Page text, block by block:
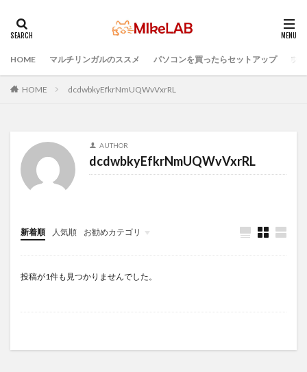
HOME マルチリンガルのススメ パソコンを買ったらセットアップ プ
HOME dcdwbkyEfkrNmUQWvVxrRL
AUTHOR
dcdwbkyEfkrNmUQWvVxrRL
新着順 人気順 お勧めカテゴリ
Infomation
投稿が1件も見つかりませんでした。
タグ
PC選択 ウィルス対策
PC準備
どれがいい
選ぶ
プログラミング言語
ブラインドタッチ